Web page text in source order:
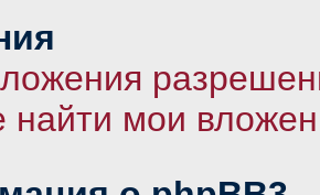
найти мои